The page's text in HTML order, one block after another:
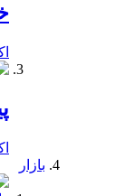
بازار